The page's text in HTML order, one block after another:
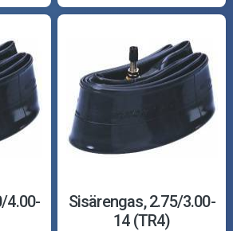
4.00-
Sisärengas, 2.75/3.00-
14 (TR4)